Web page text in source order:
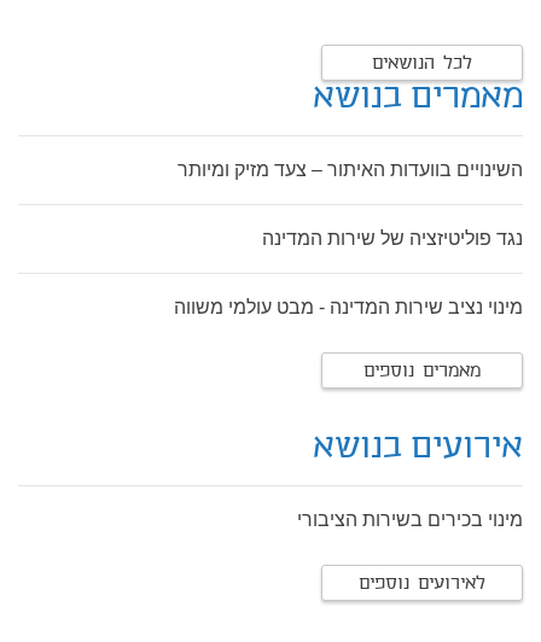
לכל הנושאים
מאמרים בנושא
השינויים בוועדות האיתור – צעד מזיק ומיותר
נגד פוליטיזציה של שירות המדינה
מינוי נציב שירות המדינה - מבט עולמי משווה
מאמרים נוספים
אירועים בנושא
מינוי בכירים בשירות הציבורי
לאירועים נוספים